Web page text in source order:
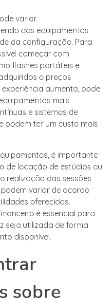
variar
dos equipamentos
da configuração. Para
começar com
flashes portáteis e
a preços
aumenta, pode
mais
e sistemas de
podem ter um custo mais
é importante
de locação de estúdios ou
realização das sessões
variar de acordo
oferecidas.
é essencial para
seja utilizada de forma
disponível.
sobre